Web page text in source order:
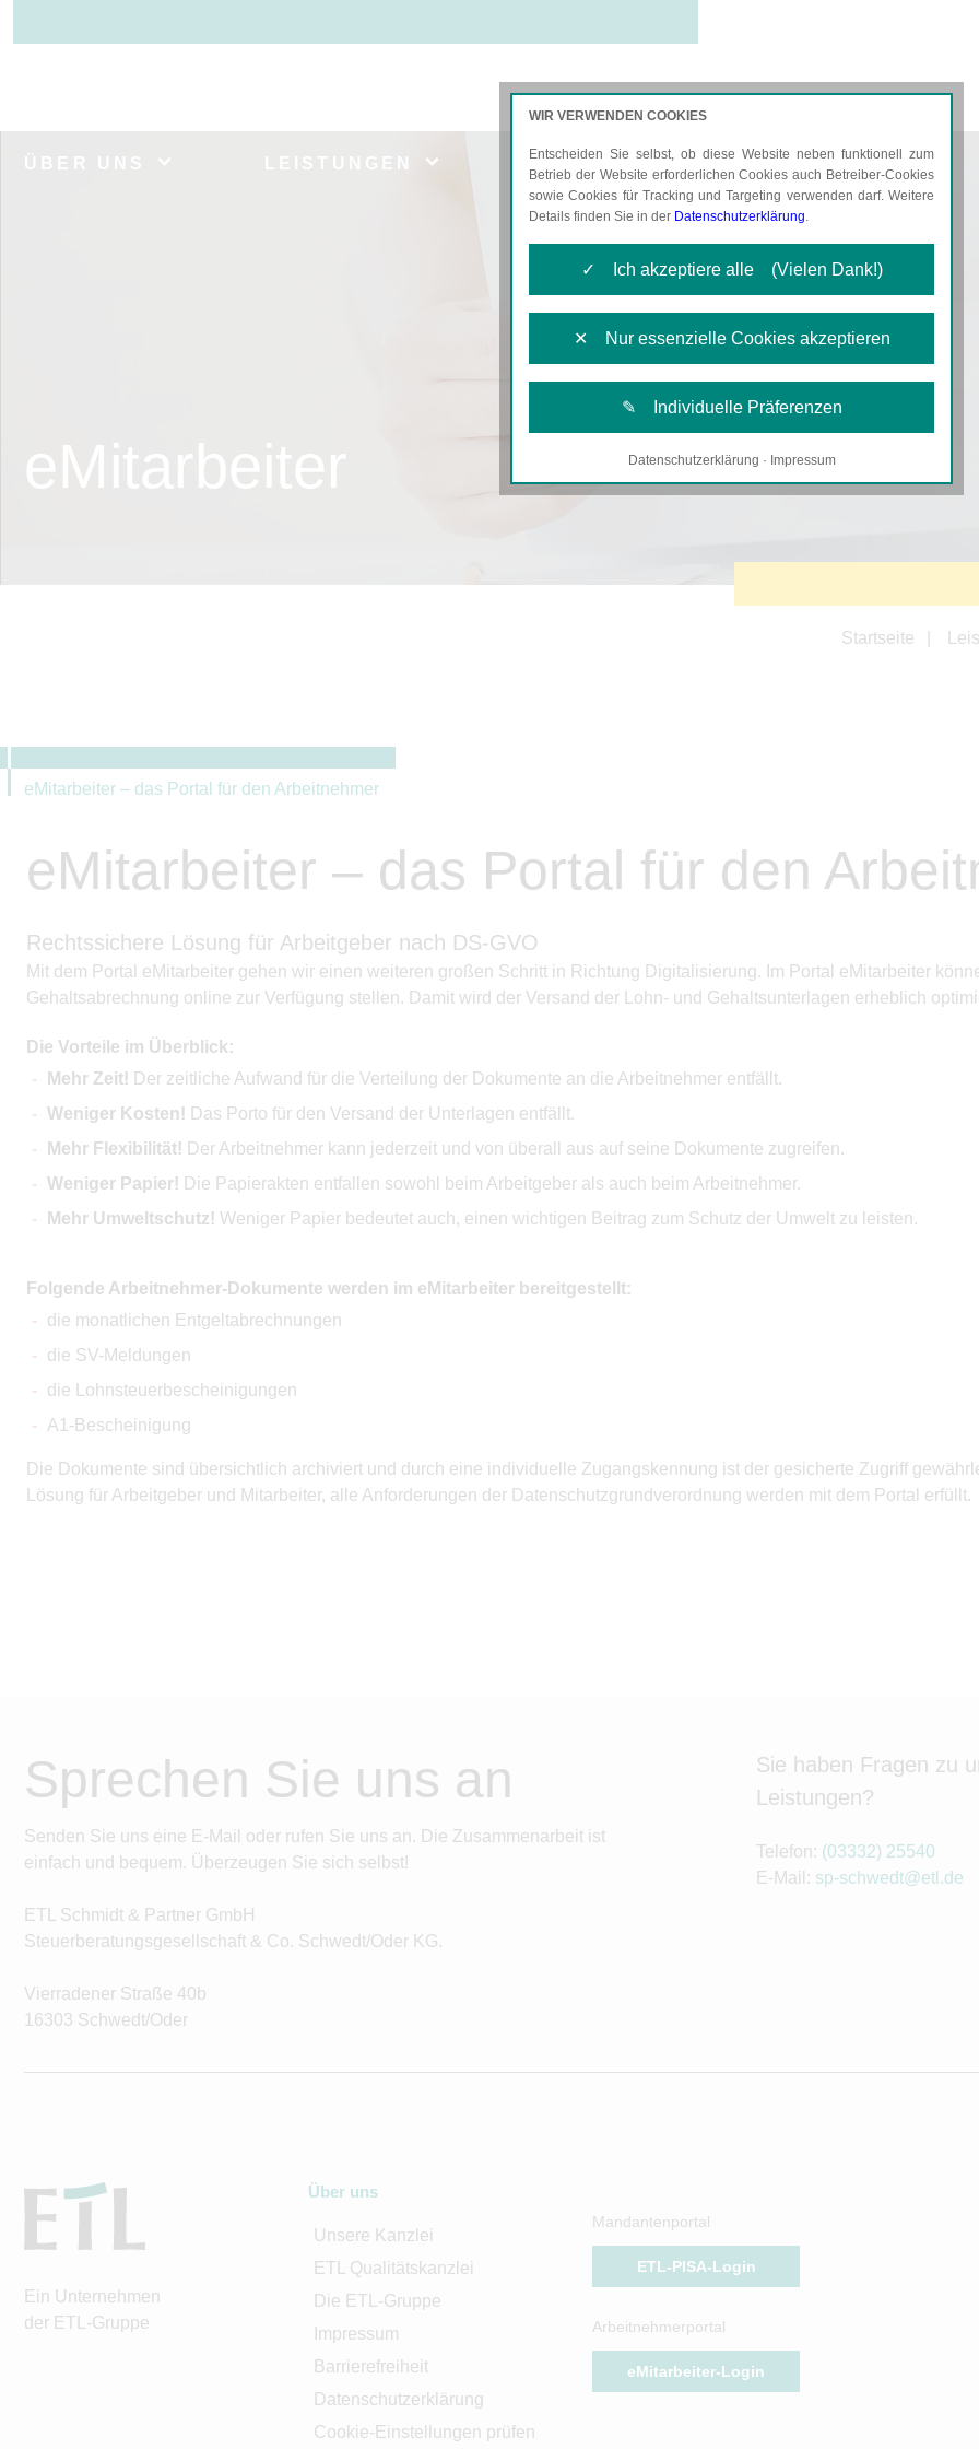
AKTUELLES KARRIERE
Startseite
eMitarbeiter – das Portal für den Arbeitnehmer
eMitarbeiter – das Portal für den
Rechtssichere Lösung für Arbeitgeber nach DS-GVO
Mit dem Portal eMitarbeiter gehen wir einen weiteren großen Schritt in Richtung Digitalisierung. Im Portal eMitarbeiter
Gehaltsabrechnung online zur Verfügung stellen. Damit wird der Versand der Lohn- und Gehaltsunterlagen erheblich
Die Vorteile im Überblick:
Mehr Zeit! Der zeitliche Aufwand für die Verteilung der Dokumente an die Arbeitnehmer entfällt.
Weniger Kosten! Das Porto für den Versand der Unterlagen entfällt.
Mehr Flexibilität! Der Arbeitnehmer kann jederzeit und von überall aus auf seine Dokumente zugreifen.
Weniger Papier! Die Papierakten entfallen sowohl beim Arbeitgeber als auch beim Arbeitnehmer.
Mehr Umweltschutz! Weniger Papier bedeutet auch, einen wichtigen Beitrag zum Schutz der Umwelt zu leisten.
Folgende Arbeitnehmer-Dokumente werden im eMitarbeiter bereitgestellt:
die monatlichen Entgeltabrechnungen
die SV-Meldungen
die Lohnsteuerbescheinigungen
A1-Bescheinigung
Die Dokumente sind übersichtlich archiviert und durch eine individuelle Zugangskennung ist der gesicherte Zugriff
Lösung für Arbeitgeber und Mitarbeiter, alle Anforderungen der Datenschutzgrundverordnung werden mit dem Portal erfüllt.
Sprechen Sie uns an
Senden Sie uns eine E-Mail oder rufen Sie uns an. Die Zusammenarbeit ist
einfach und bequem. Überzeugen Sie sich selbst!
ETL Schmidt & Partner GmbH
Steuerberatungsgesellschaft & Co. Schwedt/Oder KG.
Vierradener Straße 40b
16303 Schwedt/Oder
Sie haben Fragen zu
Leistungen?
Telefon: (03332) 25540
E-Mail: sp-schwedt@etl.de
Ein Unternehmen
der ETL-Gruppe
Über uns
Unsere Kanzlei
ETL Qualitätskanzlei
Die ETL-Gruppe
Impressum
Barrierefreiheit
Datenschutzerklärung
Cookie-Einstellungen prüfen
Mandantenportal
ETL-PISA-Login
Arbeitnehmerportal
eMitarbeiter-Login
WIR VERWENDEN COOKIES
Entscheiden Sie selbst, ob diese Website neben funktionell zum
Betrieb der Website erforderlichen Cookies auch Betreiber-Cookies
sowie Cookies für Tracking und Targeting verwenden darf. Weitere
Details finden Sie in der Datenschutzerklärung.
✓ Ich akzeptiere alle (Vielen Dank!)
✕ Nur essenzielle Cookies akzeptieren
✎ Individuelle Präferenzen
Notwendige Cookies
unseres Angebotes einschließlich der Verknüpfung zu
Datenschutzerklärung · Impressum